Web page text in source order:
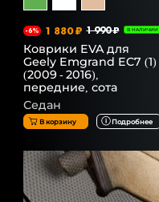
-6% 1 880 ₽ 1 990 ₽ В НАЛИЧИИ
Коврики EVA для
Geely Emgrand EC7 (1)
(2009 - 2016),
передние, сота
Седан
В корзину Подробнее